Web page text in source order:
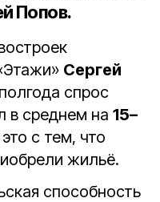
Попов.
Сергей
спрос
в среднем на 15–
с тем, что
жильё.
способность